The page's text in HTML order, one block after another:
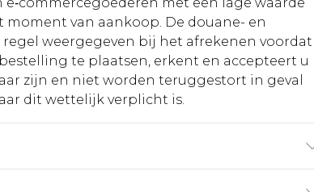
van aankoop. De douane- en
weergegeven bij het afrekenen voordat
te plaatsen, erkent en accepteert u
zijn en niet worden teruggestort in geval
dit wettelijk verplicht is.